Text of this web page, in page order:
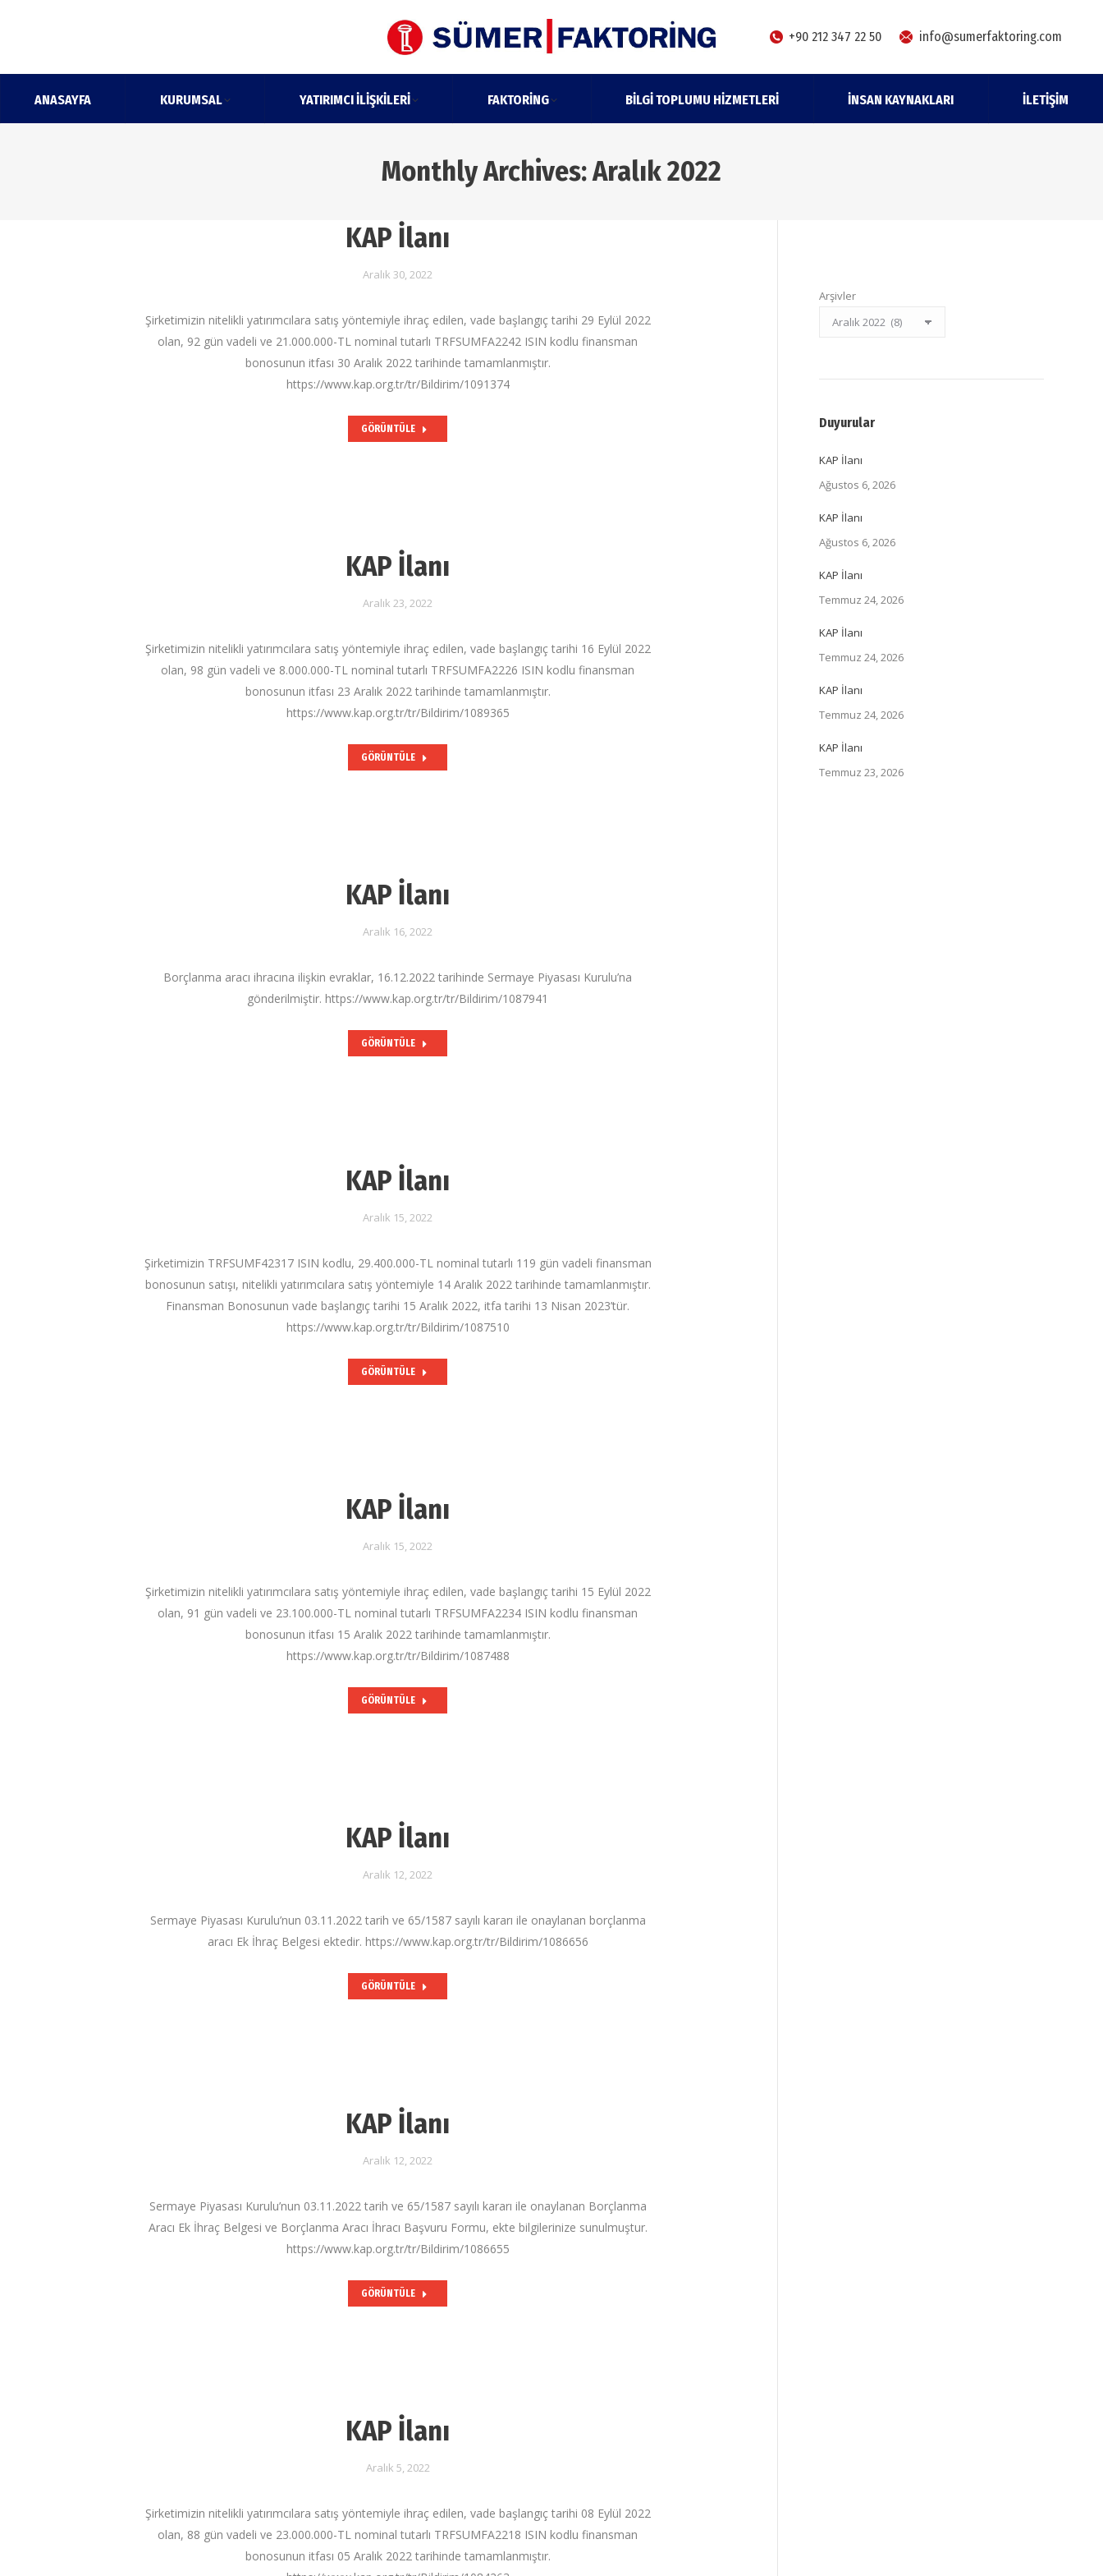
+90 212 347 22 50 info@sumerfaktoring.com
ANASAYFA KURUMSAL YATIRIMCI İLIŞKILERI FAKTORING BILGI TOPLUMU HIZMETLERI İNSAN KAYNAKLARI İLETIŞIM
Monthly Archives:Aralık 2022
KAP İlanı
Aralık 30, 2022
Şirketimizin nitelikli yatırımcılara satış yöntemiyle ihraç edilen, vade başlangıç tarihi 29 Eylül 2022
olan, 92 gün vadeli ve 21.000.000-TL nominal tutarlı TRFSUMFA2242 ISIN kodlu finansman
bonosunun itfası 30 Aralık 2022 tarihinde tamamlanmıştır.
https://www.kap.org.tr/tr/Bildirim/1091374
GÖRÜNTÜLE
KAP İlanı
Aralık 23, 2022
Şirketimizin nitelikli yatırımcılara satış yöntemiyle ihraç edilen, vade başlangıç tarihi 16 Eylül 2022
olan, 98 gün vadeli ve 8.000.000-TL nominal tutarlı TRFSUMFA2226 ISIN kodlu finansman
bonosunun itfası 23 Aralık 2022 tarihinde tamamlanmıştır.
https://www.kap.org.tr/tr/Bildirim/1089365
GÖRÜNTÜLE
KAP İlanı
Aralık 16, 2022
Borçlanma aracı ihracına ilişkin evraklar, 16.12.2022 tarihinde Sermaye Piyasası Kurulu’na
gönderilmiştir. https://www.kap.org.tr/tr/Bildirim/1087941
GÖRÜNTÜLE
KAP İlanı
Aralık 15, 2022
Şirketimizin TRFSUMF42317 ISIN kodlu, 29.400.000-TL nominal tutarlı 119 gün vadeli finansman
bonosunun satışı, nitelikli yatırımcılara satış yöntemiyle 14 Aralık 2022 tarihinde tamamlanmıştır.
Finansman Bonosunun vade başlangıç tarihi 15 Aralık 2022, itfa tarihi 13 Nisan 2023’tür.
https://www.kap.org.tr/tr/Bildirim/1087510
GÖRÜNTÜLE
KAP İlanı
Aralık 15, 2022
Şirketimizin nitelikli yatırımcılara satış yöntemiyle ihraç edilen, vade başlangıç tarihi 15 Eylül 2022
olan, 91 gün vadeli ve 23.100.000-TL nominal tutarlı TRFSUMFA2234 ISIN kodlu finansman
bonosunun itfası 15 Aralık 2022 tarihinde tamamlanmıştır.
https://www.kap.org.tr/tr/Bildirim/1087488
GÖRÜNTÜLE
KAP İlanı
Aralık 12, 2022
Sermaye Piyasası Kurulu’nun 03.11.2022 tarih ve 65/1587 sayılı kararı ile onaylanan borçlanma
aracı Ek İhraç Belgesi ektedir. https://www.kap.org.tr/tr/Bildirim/1086656
GÖRÜNTÜLE
KAP İlanı
Aralık 12, 2022
Sermaye Piyasası Kurulu’nun 03.11.2022 tarih ve 65/1587 sayılı kararı ile onaylanan Borçlanma
Aracı Ek İhraç Belgesi ve Borçlanma Aracı İhracı Başvuru Formu, ekte bilgilerinize sunulmuştur.
https://www.kap.org.tr/tr/Bildirim/1086655
GÖRÜNTÜLE
KAP İlanı
Aralık 5, 2022
Şirketimizin nitelikli yatırımcılara satış yöntemiyle ihraç edilen, vade başlangıç tarihi 08 Eylül 2022
olan, 88 gün vadeli ve 23.000.000-TL nominal tutarlı TRFSUMFA2218 ISIN kodlu finansman
bonosunun itfası 05 Aralık 2022 tarihinde tamamlanmıştır.
Arşivler
Duyurular
KAP İlanı
Ağustos 6, 2026
KAP İlanı
Ağustos 6, 2026
KAP İlanı
Temmuz 24, 2026
KAP İlanı
Temmuz 24, 2026
KAP İlanı
Temmuz 24, 2026
KAP İlanı
Temmuz 23, 2026